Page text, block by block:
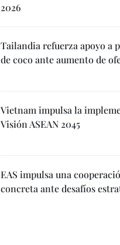
2026
Tailandia refuerza apoyo a
de coco ante aumento de
Vietnam impulsa la
Visión ASEAN 2045
EAS impulsa una
concreta ante desafíos